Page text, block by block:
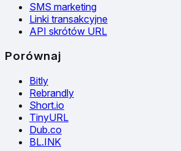
SMS marketing
Linki transakcyjne
API skrótów URL
Porównaj
Bitly
Rebrandly
Short.io
TinyURL
Dub.co
BL.INK